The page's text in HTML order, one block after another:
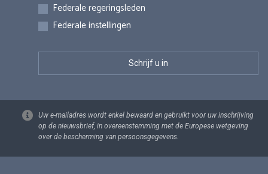
Federale regeringsleden
Federale instellingen
Uw e-mailadres wordt enkel bewaard en gebruikt voor uw inschrijving
op de nieuwsbrief, in overeenstemming met de Europese wetgeving
over de bescherming van persoonsgegevens.